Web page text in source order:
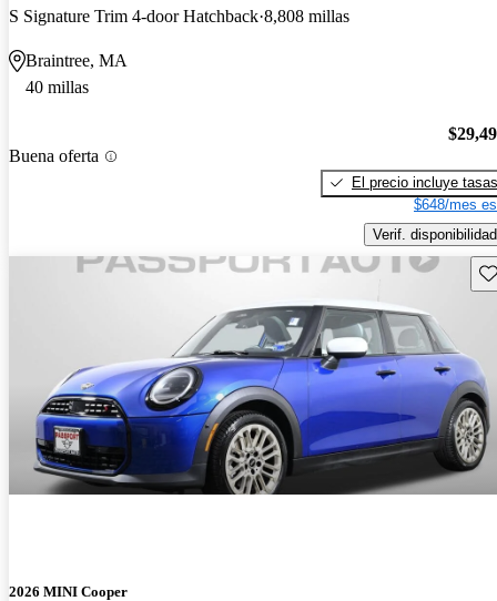
S Signature Trim 4-door Hatchback 8,808 millas
Braintree, MA
40 millas
Buena oferta
El precio incluye tasas
$648/mes
Verif. disponibilidad
2026 MINI Cooper